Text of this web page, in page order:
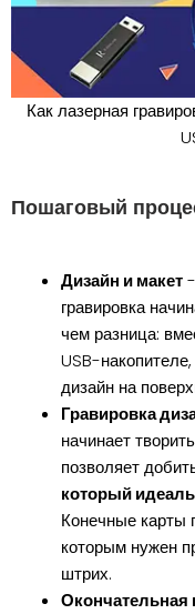
Как лазерная
Пошаговый
Дизайн и макет
гравировка
чем разница:
USB-
дизайн на
Гравировка
начинает
позволяет
который
Конечные карты
которым нужен
штрих.
Окончательная